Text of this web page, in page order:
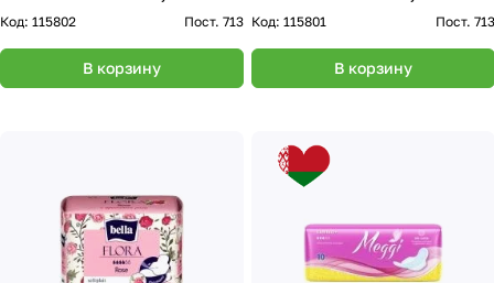
Код: 115802 Пост. 713
В корзину
Код: 115801 Пост. 713
В корзину